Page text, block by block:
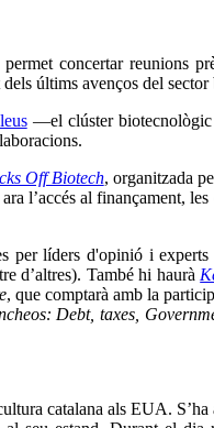
permet concertar reunions
últims avenços del
—el clúster biotecnològic
Off Biotech, organitzada
l’accés al finançament,
líders d'opinió i
d’altres). També hi haurà
, que comptarà amb la
Debt, taxes,
catalana als EUA.